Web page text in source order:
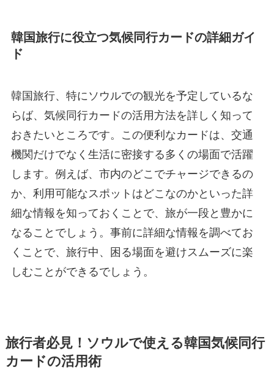
韓国旅行に役立つ気候同行カードの詳細ガイ
ド
韓国旅行、特にソウルでの観光を予定しているな
らば、気候同行カードの活用方法を詳しく知って
おきたいところです。この便利なカードは、交通
機関だけでなく生活に密接する多くの場面で活躍
します。例えば、市内のどこでチャージできるの
か、利用可能なスポットはどこなのかといった詳
細な情報を知っておくことで、旅が一段と豊かに
なることでしょう。事前に詳細な情報を調べてお
くことで、旅行中、困る場面を避けスムーズに楽
しむことができるでしょう。
旅行者必見！ソウルで使える韓国気候同行
カードの活用術